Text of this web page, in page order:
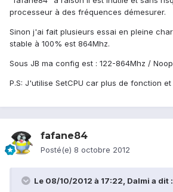
processeur à des fréquences démesurer.
Sinon j'ai fait plusieurs essai en pleine
stable à 100% est 864Mhz.
Sous JB ma config est : 122-864Mhz /
P.S: J'utilise SetCPU car plus de fonction et
fafane84
Posté(e) 8 octobre 2012
Le 08/10/2012 à 17:22, Dalmi a dit :